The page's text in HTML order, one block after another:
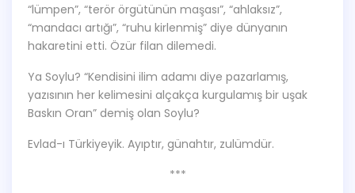
“lümpen”, “terör örgütünün maşası”, “ahlaksız”,
“mandacı artığı”, “ruhu kirlenmiş” diye dünyanın
hakaretini etti. Özür filan dilemedi.
Ya Soylu? “Kendisini ilim adamı diye pazarlamış,
yazısının her kelimesini alçakça kurgulamış bir uşak
Baskın Oran” demiş olan Soylu?
Evlad-ı Türkiyeyik. Ayıptır, günahtır, zulümdür.
***